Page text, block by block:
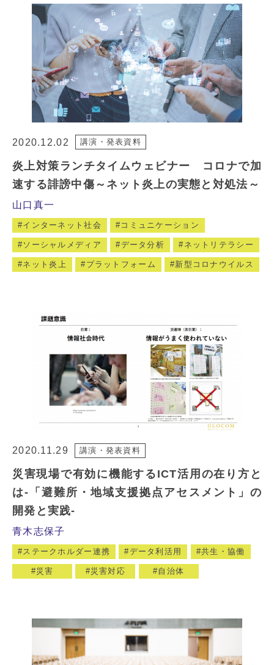
2020.12.02 講演・発表資料
炎上対策ランチタイムウェビナー コロナで加
速する誹謗中傷～ネット炎上の実態と対処法～
山口真一
インターネット社会 コミュニケーション
ソーシャルメディア データ分析 ネットリテラシー
ネット炎上 プラットフォーム 新型コロナウイルス
2020.11.29 講演・発表資料
災害現場で有効に機能するICT活用の在り方と
は-「避難所・地域支援拠点アセスメント」の
開発と実践-
青木志保子
ステークホルダー連携 データ利活用 共生・協働
災害 災害対応 自治体